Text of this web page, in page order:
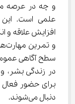
و چه در عرصه
علمی است. این
و
سطح آگاهی
در زندگی بشر،
دنبال می‌شوند.